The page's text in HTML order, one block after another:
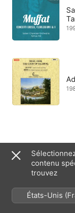
France (Français)
Copyright © 2026 Apple
Conditions générales des
Avertissement
contenu
trouvez
États-Unis
France)